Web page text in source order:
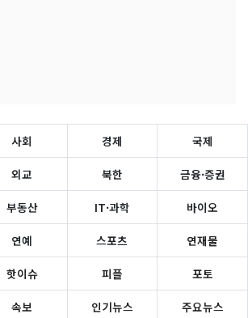
사회 경제 국제
외교 북한 금융·증권
부동산 IT·과학 바이오
연예 스포츠 연재물
핫이슈 피플 포토
속보 인기뉴스 주요뉴스